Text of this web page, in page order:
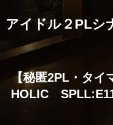
アイドル２PLシ
【秘匿2PL・タイ
HOLIC